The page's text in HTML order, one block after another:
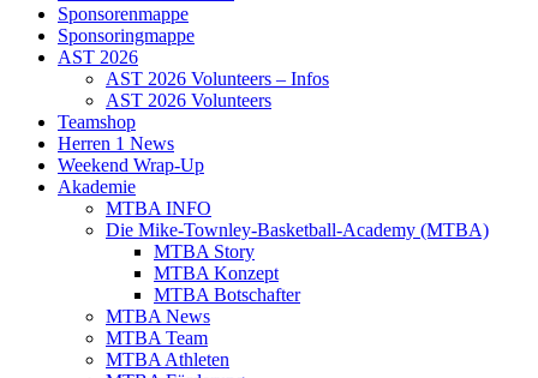
Sponsorenmappe
Sponsoringmappe
AST 2026
AST 2026 Volunteers – Infos
AST 2026 Volunteers
Teamshop
Herren 1 News
Weekend Wrap-Up
Akademie
MTBA INFO
Die Mike-Townley-Basketball-Academy (MTBA)
MTBA Story
MTBA Konzept
MTBA Botschafter
MTBA News
MTBA Team
MTBA Athleten